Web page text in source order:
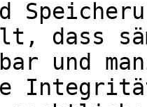
dass
und